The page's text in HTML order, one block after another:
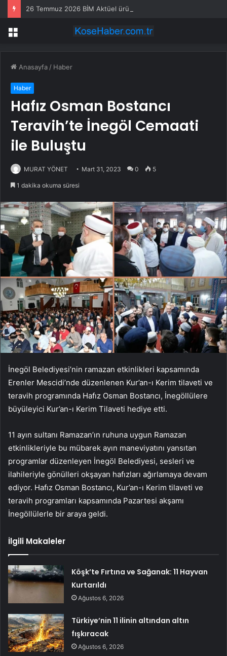
Menü
Anasayfa / Haber
Haber
Hafız Osman Bostancı
Teravih’te İnegöl Cemaati
ile Buluştu
MURAT YÖNET Mart 31, 2023 0 5
1 dakika okuma süresi
İnegöl Belediyesi’nin ramazan etkinlikleri kapsamında
Erenler Mescidi’nde düzenlenen Kur’an-ı Kerim tilaveti ve
teravih programında Hafız Osman Bostancı, İnegöllülere
büyüleyici Kur’an-ı Kerim Tilaveti hediye etti.
11 ayın sultanı Ramazan’ın ruhuna uygun Ramazan
etkinlikleriyle bu mübarek ayın maneviyatını yansıtan
programlar düzenleyen İnegöl Belediyesi, sesleri ve
ilahileriyle gönülleri okşayan hafızları ağırlamaya devam
ediyor. Hafız Osman Bostancı, Kur’an-ı Kerim tilaveti ve
teravih programları kapsamında Pazartesi akşamı
İnegöllülerle bir araya geldi.
İlgili Makaleler
Köşk’te Fırtına ve Sağanak: 11 Hayvan
Kurtarıldı
Ağustos 6, 2026
Türkiye’nin 11 ilinin altından altın
fışkıracak
Ağustos 6, 2026